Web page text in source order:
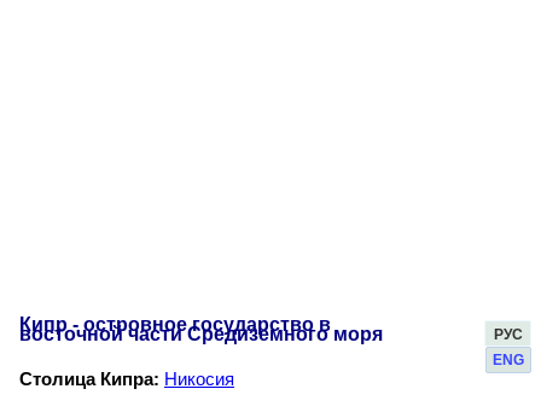
РУС
ENG
Кипр - островное государство в
восточной части Средиземного моря
Столица Кипра: Никосия